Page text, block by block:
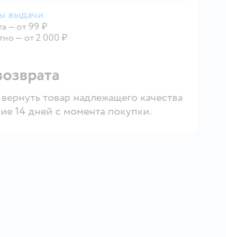
выдачи
—от 99 ₽
— от 2 000 ₽
товар надлежащего качества
14 дней с момента покупки.